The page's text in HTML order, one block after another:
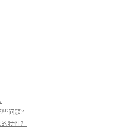
问题?
特性？